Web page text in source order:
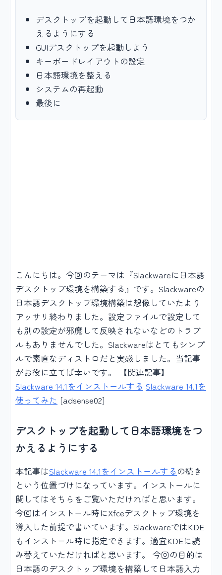
デスクトップを起動して日本語環境をつか
えるようにする
GUIデスクトップを起動しよう
キーボードレイアウトの設定
日本語環境を整える
システムの再起動
最後に
こんにちは。今回のテーマは『Slackwareに日本語
デスクトップ環境を構築する』です。Slackwareの
日本語デスクトップ環境構築は想像していたより
アッサリ終わりました。設定ファイルで設定して
も別の設定が邪魔して反映されないなどのトラブ
ルもありませんでした。Slackwareはとてもシンプ
ルで素直なディストロだと実感しました。当記事
がお役に立てば幸いです。 【関連記事】
Slackware 14.1をインストールする Slackware 14.1を
使ってみた [adsense02]
デスクトップを起動して日本語環境をつ
かえるようにする
本記事はSlackware 14.1をインストールする の続き
という位置づけになっています。インストールに
関してはそちらをご覧いただければと思います。
今回はインストール時にXfceデスクトップ環境を
導入した前提で書いています。SlackwareではKDE
もインストール時に指定できます。適宜KDEに読
み替えていただければと思います。 今回の目的は
日本語のデスクトップ環境を構築して日本語入力